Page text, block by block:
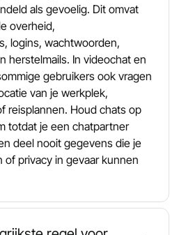
als gevoelig. Dit omvat
overheid,
logins, wachtwoorden,
herstelmails. In videochat en
gebruikers ook vragen
van je werkplek,
reisplannen. Houd chats op
totdat je een chatpartner
deel nooit gegevens die je
of privacy in gevaar kunnen